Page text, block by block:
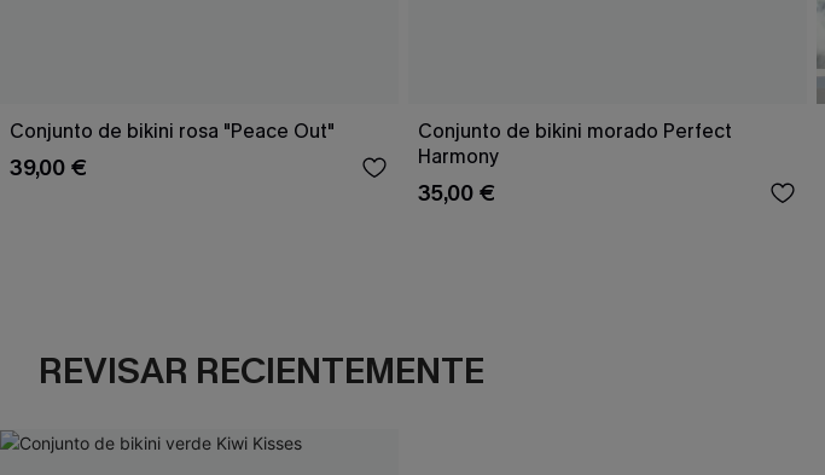
Conjunto de bikini rosa "Peace Out"
39,00 €
Conjunto de bikini morado Perfect
Harmony
35,00 €
REVISAR RECIENTEMENTE